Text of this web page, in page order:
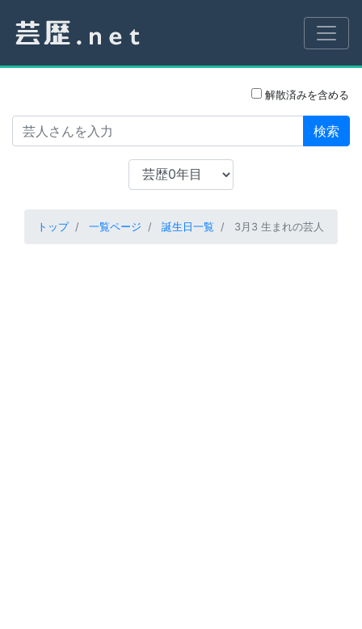
解散済みを含める
検索
トップ 一覧ページ 誕生日一覧 3月3 生まれの芸人